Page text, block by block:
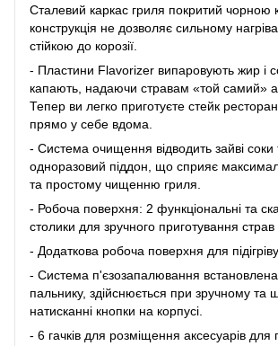
Сталевий каркас гриля покритий чорною
конструкція не дозволяє сильному
стійкою до корозії.
- Пластини Flavorizer випаровують жир і
капають, надаючи стравам «той самий»
Тепер ви легко приготуєте стейк
прямо у себе вдома.
- Система очищення відводить зайві соки
одноразовий піддон, що сприяє
та простому чищенню гриля.
- Робоча поверхня: 2 функціональні та
столики для зручного приготування страв
- Додаткова робоча поверхня для підігріву
- Система п'єзозапалювання
пальнику, здійснюється при зручному та
натисканні кнопки на корпусі.
- 6 гачків для розміщення аксесуарів для